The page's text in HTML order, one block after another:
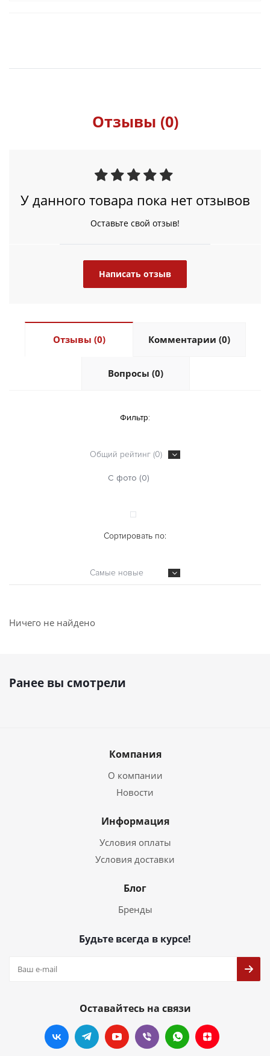
Отзывы (0)
У данного товара пока нет отзывов
Оставьте свой отзыв!
Написать отзыв
Отзывы (0) Комментарии (0)
Вопросы (0)
Фильтр:
Общий рейтинг (0)
С фото (0)
Сортировать по:
Самые новые
Ничего не найдено
Ранее вы смотрели
Компания
О компании
Новости
Информация
Условия оплаты
Условия доставки
Блог
Бренды
Будьте всегда в курсе!
Оставайтесь на связи